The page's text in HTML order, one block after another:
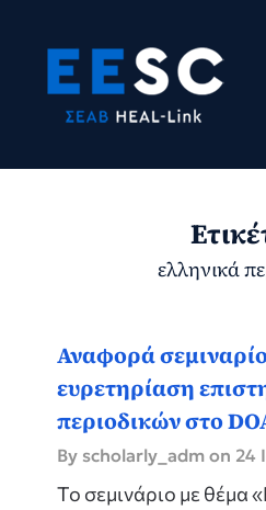
content
ελληνικά
Αναφορά
ευρετηρίαση
περιοδικών στο
By scholarly_adm on 24
Το σεμινάριο με θέμα